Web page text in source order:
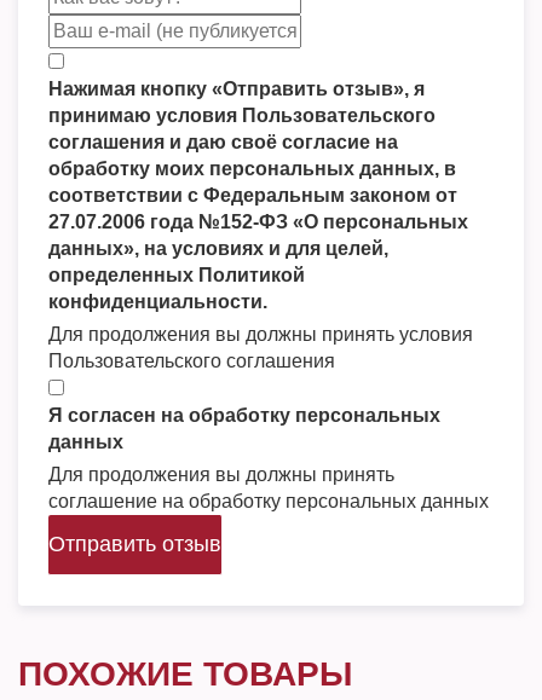
Нажимая кнопку «Отправить отзыв», я
принимаю условия Пользовательского
соглашения и даю своё согласие на
обработку моих персональных данных, в
соответствии с Федеральным законом от
27.07.2006 года №152-ФЗ «О персональных
данных», на условиях и для целей,
определенных Политикой
конфиденциальности.
Для продолжения вы должны принять условия
Пользовательского соглашения
Я согласен на обработку персональных
данных
Для продолжения вы должны принять
соглашение на обработку персональных данных
Отправить отзыв
ПОХОЖИЕ ТОВАРЫ